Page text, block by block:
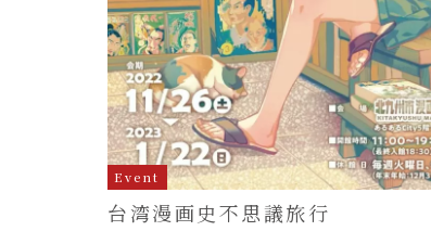
Event
台湾漫画史不思議旅行